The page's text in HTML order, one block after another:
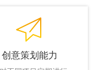
创意策划能力